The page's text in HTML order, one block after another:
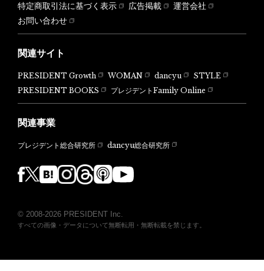
特定商取引法に基づく表示
広告掲載
運営会社
お問い合わせ
関連サイト
PRESIDENT Growth WOMAN dancyu
STYLE
PRESIDENT BOOKS
プレジデントFamily Online
関連事業
プレジデント総合研究所 dancyu総合研究所
© 2008-2026 PRESIDENT Inc.
すべての画像・データについて無断転用・無断転載を禁じます。